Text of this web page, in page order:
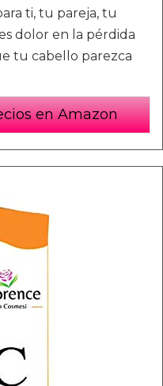
ti, tu pareja, tu
dolor en la pérdida
tu cabello parezca
en Amazon